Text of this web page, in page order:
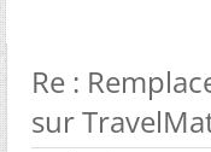
Re :
sur